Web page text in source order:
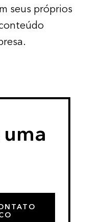
seus próprios